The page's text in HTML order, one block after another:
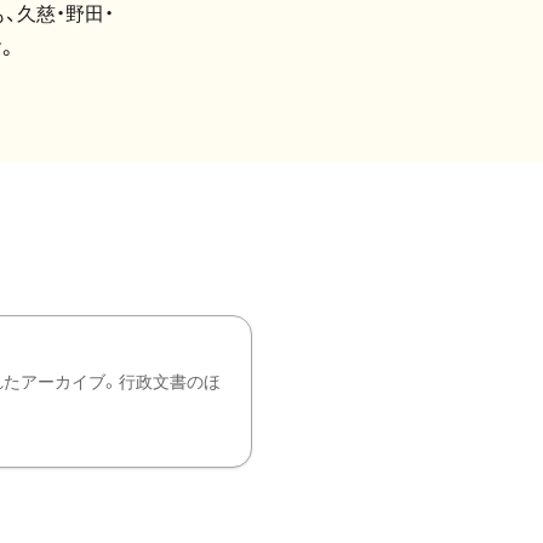
慈・野田・
アーカイブ。行政文書のほ